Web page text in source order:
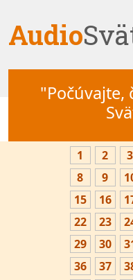
Audio
"Počúvajte,
1 2 3
8
9
15
16
22
23
29
30
36
37